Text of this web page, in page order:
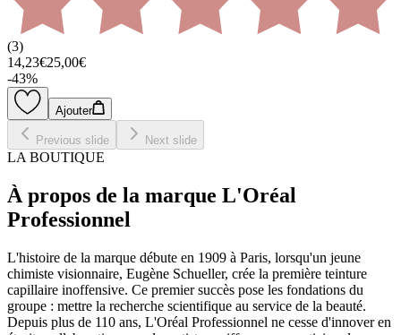
(3)
14,23€25,00€
-43%
Ajouter
Previous slide Next slide
LA BOUTIQUE
À propos de la marque L'Oréal
Professionnel
L'histoire de la marque débute en 1909 à Paris, lorsqu'un jeune
chimiste visionnaire, Eugène Schueller, crée la première teinture
capillaire inoffensive. Ce premier succès pose les fondations du
groupe : mettre la recherche scientifique au service de la beauté.
Depuis plus de 110 ans, L'Oréal Professionnel ne cesse d'innover en